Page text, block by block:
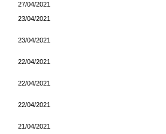
27/04/2021
23/04/2021
23/04/2021
22/04/2021
22/04/2021
22/04/2021
21/04/2021